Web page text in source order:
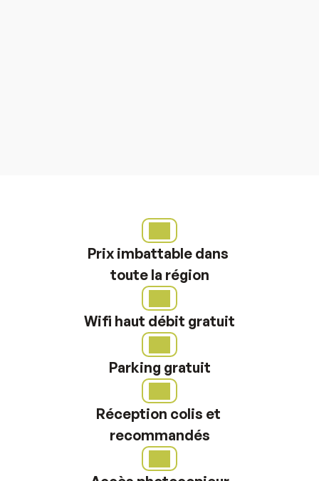
Prix imbattable dans
toute la région
Wifi haut débit gratuit
Parking gratuit
Réception colis et
recommandés